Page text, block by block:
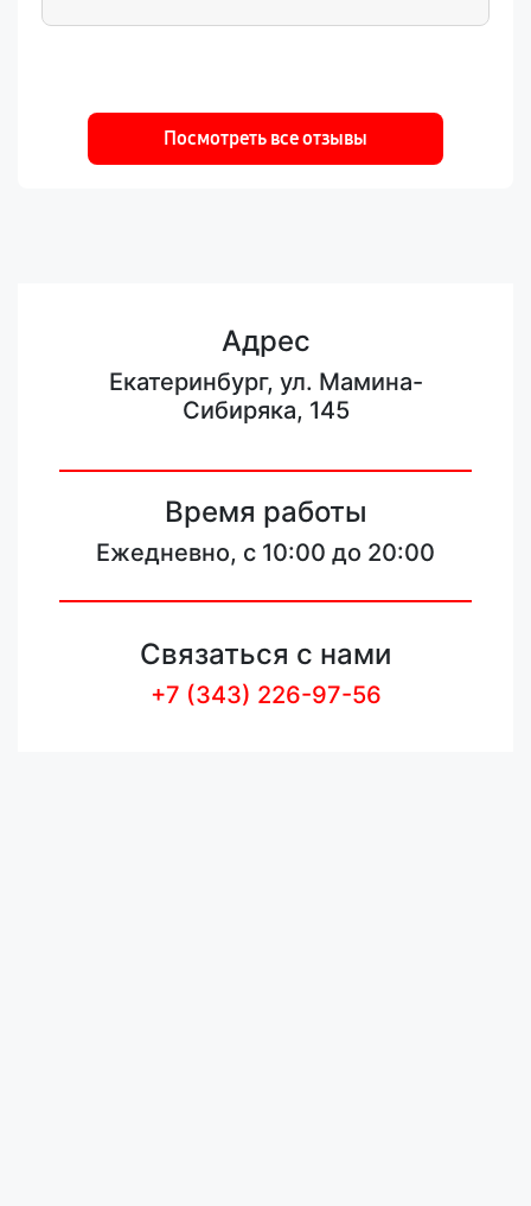
Посмотреть все отзывы
Адрес
Екатеринбург, ул. Мамина-
Сибиряка, 145
Время работы
Ежедневно, с 10:00 до 20:00
Связаться с нами
+7 (343) 226-97-56